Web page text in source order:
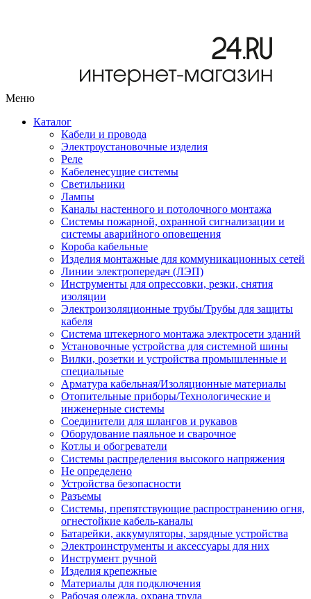
Меню
Каталог
Кабели и провода
Электроустановочные изделия
Реле
Кабеленесущие системы
Светильники
Лампы
Каналы настенного и потолочного монтажа
Системы пожарной, охранной сигнализации и
системы аварийного оповещения
Короба кабельные
Изделия монтажные для коммуникационных сетей
Линии электропередач (ЛЭП)
Инструменты для опрессовки, резки, снятия
изоляции
Электроизоляционные трубы/Трубы для защиты
кабеля
Система штекерного монтажа электросети зданий
Установочные устройства для системной шины
Вилки, розетки и устройства промышленные и
специальные
Арматура кабельная/Изоляционные материалы
Отопительные приборы/Технологические и
инженерные системы
Соединители для шлангов и рукавов
Оборудование паяльное и сварочное
Котлы и обогреватели
Системы распределения высокого напряжения
Не определено
Устройства безопасности
Разъемы
Системы, препятствующие распространению огня,
огнестойкие кабель-каналы
Батарейки, аккумуляторы, зарядные устройства
Электроинструменты и аксессуары для них
Инструмент ручной
Изделия крепежные
Материалы для подключения
Рабочая одежда, охрана труда